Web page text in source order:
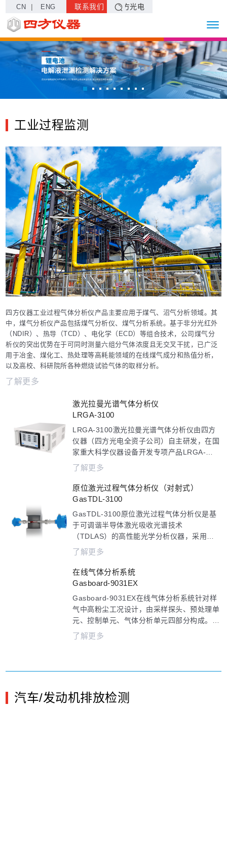
CN | ENG 联系我们 四方光电
工业过程监测
四方仪器工业过程气体分析仪产品主要应用于煤气、沼气分析领域。其
中，煤气分析仪产品包括煤气分析仪、煤气分析系统。基于非分光红外
（NDIR）、热导（TCD）、电化学（ECD）等组合技术，公司煤气分
析仪的突出优势在于可同时测量六组分气体浓度且无交叉干扰，已广泛
用于冶金、煤化工、热处理等高耗能领域的在线煤气成分和热值分析，
以及高校、科研院所各种燃烧试验气体的取样分析。
了解更多
激光拉曼光谱气体分析仪
LRGA-3100
LRGA-3100激光拉曼光谱气体分析仪由四方
仪器（四方光电全资子公司）自主研发，在国
家重大科学仪器设备开发专项产品LRGA-
6000基础上，通过对光路与结构进行优化，
品更为小巧便携。LRGA-3100基于激光拉曼
散射原理，通过对待测气体的特征拉曼散射光
分进行定量计算，实现在线实时对多种类气体
进行定性及定量监测。秒级响应，无需长久等
待。
了解更多
原位激光过程气体分析仪（对射式）
GasTDL-3100
GasTDL-3100原位激光过程气体分析仪是基
于可调谐半导体激光吸收光谱技术
（TDLAS）的高性能光学分析仪器，采用对
射式设计，可用于工业过程气体控制；其响应
免采样式测量带来的时间延迟，可在线及时的
反应被测气体浓度。
了解更多
在线气体分析系统
Gasboard-9031EX
Gasboard-9031EX在线气体分析系统针对样
气中高粉尘工况设计，由采样探头、预处理单
元、控制单元、气体分析单元四部分构成。系
统采用自主知识产权的非分光红外（NDIR）
提高煤气利用效率、节能降耗、保证工业现场
了解更多
汽车/发动机排放检测